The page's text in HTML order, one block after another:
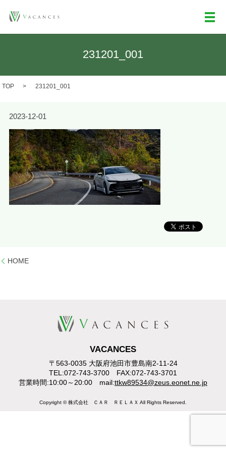
メ
231201_001
TOP 231201_001
2023-12-01
HOME
VACANCES
〒563-0035 大阪府池田市豊島南2-11-24
TEL:072-743-3700 FAX:072-743-3701
営業時間:10:00～20:00 mail:ttkw89534@zeus.eonet.ne.jp
Copyright © 株式会社 ＣＡＲ ＲＥＬＡＸ All Rights Reserved.